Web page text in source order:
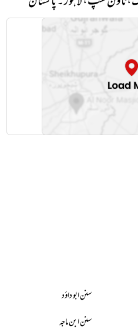
سنن ابو داؤد
سنن ابن ماجہ